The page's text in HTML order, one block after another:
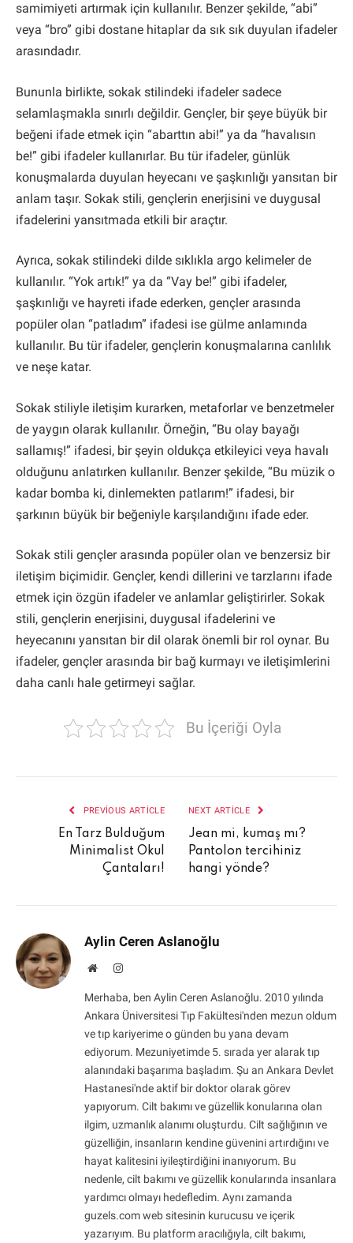
samimiyeti artırmak için kullanılır. Benzer şekilde, “abi”
veya “bro” gibi dostane hitaplar da sık sık duyulan ifadeler
arasındadır.
Bununla birlikte, sokak stilindeki ifadeler sadece
selamlaşmakla sınırlı değildir. Gençler, bir şeye büyük bir
beğeni ifade etmek için “abarttın abi!” ya da “havalısın
be!” gibi ifadeler kullanırlar. Bu tür ifadeler, günlük
konuşmalarda duyulan heyecanı ve şaşkınlığı yansıtan bir
anlam taşır. Sokak stili, gençlerin enerjisini ve duygusal
ifadelerini yansıtmada etkili bir araçtır.
Ayrıca, sokak stilindeki dilde sıklıkla argo kelimeler de
kullanılır. “Yok artık!” ya da “Vay be!” gibi ifadeler,
şaşkınlığı ve hayreti ifade ederken, gençler arasında
popüler olan “patladım” ifadesi ise gülme anlamında
kullanılır. Bu tür ifadeler, gençlerin konuşmalarına canlılık
ve neşe katar.
Sokak stiliyle iletişim kurarken, metaforlar ve benzetmeler
de yaygın olarak kullanılır. Örneğin, “Bu olay bayağı
sallamış!” ifadesi, bir şeyin oldukça etkileyici veya havalı
olduğunu anlatırken kullanılır. Benzer şekilde, “Bu müzik o
kadar bomba ki, dinlemekten patlarım!” ifadesi, bir
şarkının büyük bir beğeniyle karşılandığını ifade eder.
Sokak stili gençler arasında popüler olan ve benzersiz bir
iletişim biçimidir. Gençler, kendi dillerini ve tarzlarını ifade
etmek için özgün ifadeler ve anlamlar geliştirirler. Sokak
stili, gençlerin enerjisini, duygusal ifadelerini ve
heyecanını yansıtan bir dil olarak önemli bir rol oynar. Bu
ifadeler, gençler arasında bir bağ kurmayı ve iletişimlerini
daha canlı hale getirmeyi sağlar.
Bu İçeriği Oyla
PREVIOUS ARTICLE
En Tarz Bulduğum
Minimalist Okul
Çantaları!
NEXT ARTICLE
Jean mi, kumaş mı?
Pantolon tercihiniz
hangi yönde?
Aylin Ceren Aslanoğlu
WebsiteInstagram
Merhaba, ben Aylin Ceren Aslanoğlu. 2010 yılında
Ankara Üniversitesi Tıp Fakültesi'nden mezun oldum
ve tıp kariyerime o günden bu yana devam
ediyorum. Mezuniyetimde 5. sırada yer alarak tıp
alanındaki başarıma başladım. Şu an Ankara Devlet
Hastanesi'nde aktif bir doktor olarak görev
yapıyorum. Cilt bakımı ve güzellik konularına olan
ilgim, uzmanlık alanımı oluşturdu. Cilt sağlığının ve
güzelliğin, insanların kendine güvenini artırdığını ve
hayat kalitesini iyileştirdiğini inanıyorum. Bu
nedenle, cilt bakımı ve güzellik konularında insanlara
yardımcı olmayı hedefledim. Aynı zamanda
guzels.com web sitesinin kurucusu ve içerik
yazarıyım. Bu platform aracılığıyla, cilt bakımı,